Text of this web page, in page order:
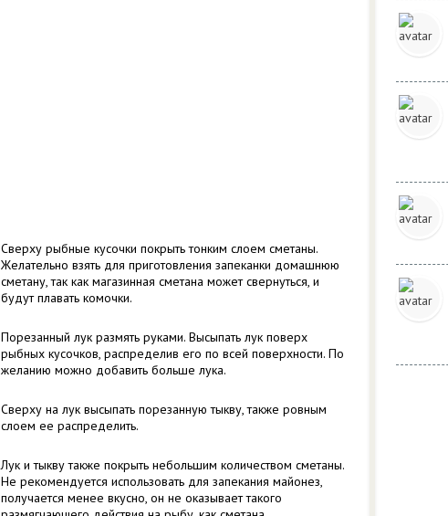
Сверху рыбные кусочки покрыть тонким слоем сметаны.
Желательно взять для приготовления запеканки домашнюю
сметану, так как магазинная сметана может свернуться, и
будут плавать комочки.
Порезанный лук размять руками. Высыпать лук поверх
рыбных кусочков, распределив его по всей поверхности. По
желанию можно добавить больше лука.
Сверху на лук высыпать порезанную тыкву, также ровным
слоем ее распределить.
Лук и тыкву также покрыть небольшим количеством сметаны.
Не рекомендуется использовать для запекания майонез,
получается менее вкусно, он не оказывает такого